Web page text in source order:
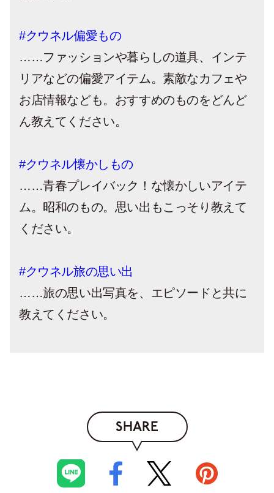
#クウネル偏愛もの
……ファッションや暮らしの道具、インテ
リアなどの偏愛アイテム。素敵なカフェや
お店情報なども。おすすめのものをどんど
ん教えてください。
#クウネル懐かしもの
……青春プレイバック！な懐かしいアイテ
ム。昭和のもの。思い出もこっそり教えて
ください。
#クウネル旅の思い出
……旅の思い出写真を、エピソードと共に
教えてください。
SHARE